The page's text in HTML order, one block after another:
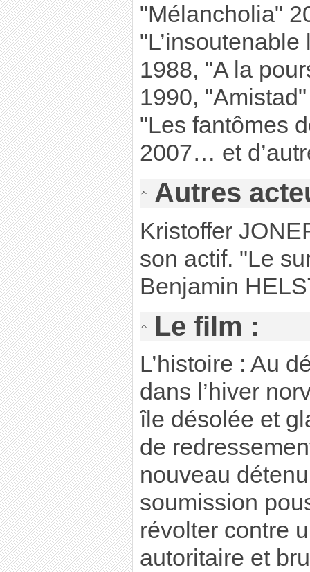
"Mélancholia"
"L’insoutenable
1988, "A la
1990,
"Les fantômes
2007… et
Autres
Kristoffer
son actif. "Le
Benjamin
Le film :
L’histoire : Au
dans l’hiver
île désolée et
de
nouveau
soumission
révolter contre
autoritaire et